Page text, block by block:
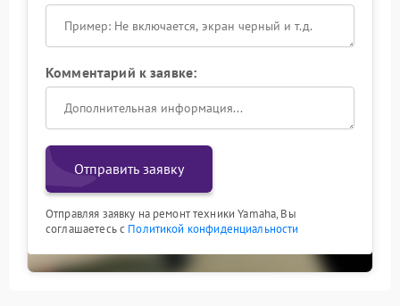
Комментарий к заявке:
Отправить заявку
Отправляя заявку на ремонт техники Yamaha, Вы
соглашаетесь с Политикой конфиденциальности